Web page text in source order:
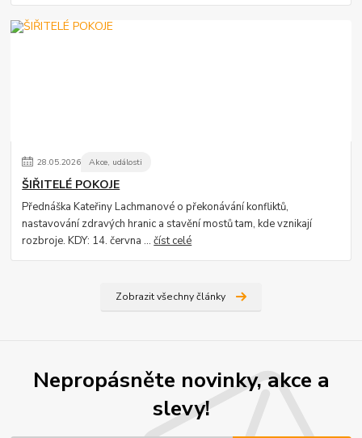
28.05.2026 Akce, události
ŠIŘITELÉ POKOJE
Přednáška Kateřiny Lachmanové o překonávání konfliktů,
nastavování zdravých hranic a stavění mostů tam, kde vznikají
rozbroje. KDY: 14. června ...číst celé
Zobrazit všechny články
Nepropásněte novinky, akce a
slevy!